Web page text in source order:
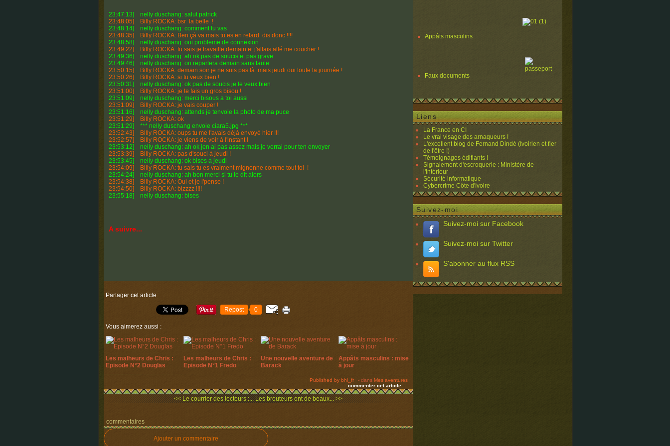
23:47:13] nelly duschang: salut patrick
23:48:05] Billy ROCKA: bsr la belle !
23:48:14] nelly duschang: comment tu vas
23:48:35] Billy ROCKA: Ben çà va mais tu es en retard dis donc !!!!
23:48:58] nelly duschang: oui probleme de connexion
23:49:22] Billy ROCKA: tu sais je travaille demain et j'allais allé me coucher !
23:49:36] nelly duschang: ah ok pas de soucis et pas grave
23:49:46] nelly duschang: on reparlera demain sans faute
23:50:15] Billy ROCKA: demain soir je ne suis pas là mais jeudi oui toute la journée !
23:50:26] Billy ROCKA: si tu veux bien !
23:50:31] nelly duschang: ok pas de soucis je le veux bien
23:51:00] Billy ROCKA: je te fais un gros bisou !
23:51:09] nelly duschang: merci bisous a toi aussi
23:51:09] Billy ROCKA: je vais couper !
23:51:16] nelly duschang: attends je tenvoie la photo de ma puce
23:51:29] Billy ROCKA: ok
23:51:29] *** nelly duschang envoie ciara5.jpg ***
23:52:43] Billy ROCKA: oups tu me l'avais déjà envoyé hier !!!
23:52:57] Billy ROCKA: je viens de voir à l'instant !
23:53:12] nelly duschang: ah ok jen ai pas assez mais je verrai pour ten envoyer
23:53:39] Billy ROCKA: pas d'souci à jeudi !
23:53:45] nelly duschang: ok bises a jeudi
23:54:09] Billy ROCKA: tu sais tu es vraiment mignonne comme tout toi !
23:54:24] nelly duschang: ah bon merci si tu le dit alors
23:54:38] Billy ROCKA: Oui et je l'pense !
23:54:50] Billy ROCKA: bizzzz !!!!
23:55:18] nelly duschang: bises
A suivre...
Partager cet article
Repost 0
Vous aimerez aussi :
Les malheurs de Chris :
Episode N°2 Douglas
Les malheurs de Chris :
Episode N°1 Fredo
Une nouvelle aventure de
Barack
Appâts masculins : mise
à jour
Published by bhl_fr - dans Mes aventures
commenter cet article
<< Le courrier des lecteurs :... Les brouteurs ont de beaux... >>
commentaires
Ajouter un commentaire
Appâts masculins
Faux documents
Liens
La France en CI
Le vrai visage des arnaqueurs !
L'excellent blog de Fernand Dindé (Ivoirien et fier
de l'être !)
Témoignages édifiants !
Signalement d'escroquerie : Ministère de
l'Intérieur
Sécurité informatique
Cybercrime Côte d'Ivoire
Suivez-moi
Suivez-moi sur Facebook
Suivez-moi sur Twitter
S'abonner au flux RSS